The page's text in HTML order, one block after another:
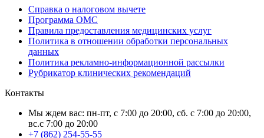
Справка о налоговом вычете
Программа ОМС
Правила предоставления медицинских услуг
Политика в отношении обработки персональных
данных
Политика рекламно-информационной рассылки
Рубрикатор клинических рекомендаций
Контакты
Мы ждем вас: пн-пт, с 7:00 до 20:00, сб. с 7:00 до 20:00,
вс.с 7:00 до 20:00
+7 (862) 254-55-55